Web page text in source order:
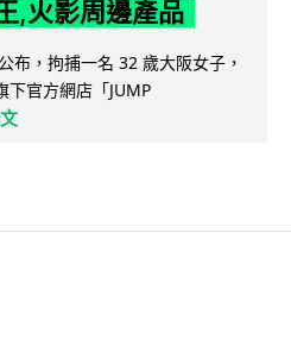
,火影周邊產品
布，拘捕一名 32 歲大阪女子，
下官方網店「JUMP